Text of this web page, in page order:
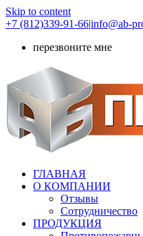
Skip to content
+7 (812)339-91-66|info@ab-
перезвоните мне
ГЛАВНАЯ
О КОМПАНИИ
Отзывы
Сотрудничество
ПРОДУКЦИЯ